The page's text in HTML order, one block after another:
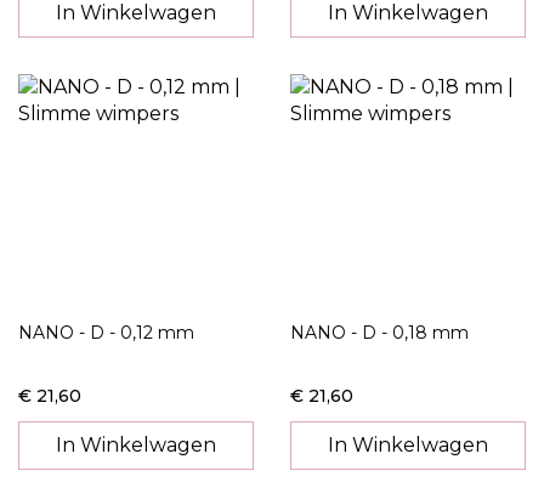
In Winkelwagen In Winkelwagen
NANO - D - 0,12 mm
€ 21,60
In Winkelwagen
NANO - D - 0,18 mm
€ 21,60
In Winkelwagen